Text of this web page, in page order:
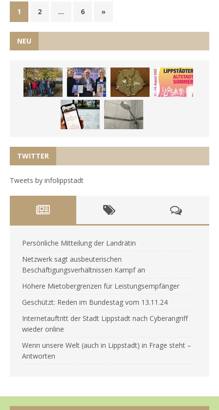
1 2 … 6 »
NEU
TWITTER
Tweets by infolippstadt
Persönliche Mitteilung der Landrätin
Netzwerk sagt ausbeuterischen
Beschäftigungsverhältnissen Kampf an
Höhere Mietobergrenzen für Leistungsempfänger
Geschützt: Reden im Bundestag vom 13.11.24
Internetauftritt der Stadt Lippstadt nach Cyberangriff
wieder online
Wenn unsere Welt (auch in Lippstadt) in Frage steht –
Antworten